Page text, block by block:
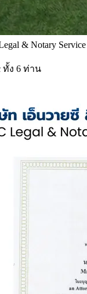
& Notary
ทั้ง 6 ท่าน